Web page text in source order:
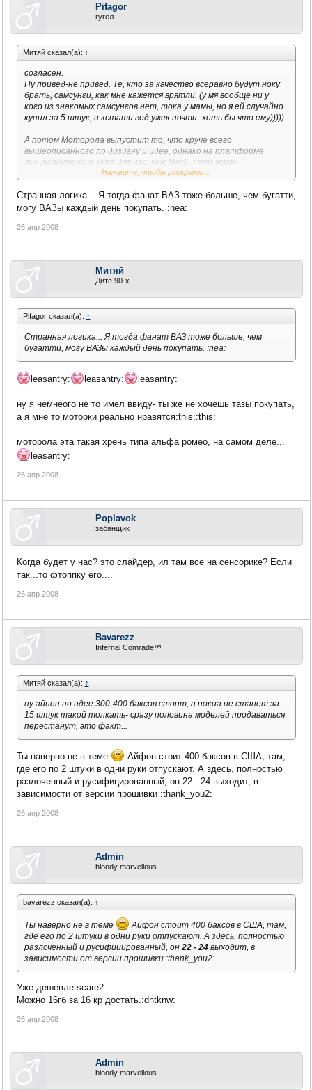
Pifagor
гугел
Митяй сказал(а): ↑
согласен.
Ну привед-не привед. Те, кто за качество всеравно будут ноку
брать, самсунги, как мне кажется врятли. (у мя вообще ни у
кого из знакомых самсунгов нет, тока у мамы, но я ей случайно
купил за 5 штук, и кстати год ужек почти- хоть бы что ему)))))
А потом Моторола выпустит то, что круче всего
вышеописанного по дизигну и идее, однако на платформе
линукса(что еще хуже для нас, чем Мак), и при этом
ненадежное... хотя вот мой нынешний не могу назвать
гарантийный случай(который теперь лет на 5 телефону
жизнь продлил))) ну разбил я его, да, и з/ч нет(( эт из-за
ЗЫ: очень пожалел на той неделе, что три дня на ххх-клуб не
новую(1день), я б взял в тот же вечер(((((
Я наверное фанат моторолы бОльше, чем мерседеса, так
как разумом покупку мерса я пока откладываю, а моторку в
любой момент могу взять((((
15 штук такой толкать- сразу половина моделей продаваться
перестанут, это факт...
Нажмите, чтобы раскрыть...
Странная логика... Я тогда фанат ВАЗ тоже больше, чем бугатти,
могу ВАЗы каждый день покупать. :nea:
26 апр 2008
Митяй
Дитё 90-х
Pifagor сказал(а): ↑
Странная логика... Я тогда фанат ВАЗ тоже больше, чем
бугатти, могу ВАЗы каждый день покупать. :nea:
leasantry: leasantry: leasantry:
ну я немнеого не то имел ввиду- ты же не хочешь тазы покупать,
а я мне то моторки реально нравятся:this::this:
моторола эта такая хрень типа альфа ромео, на самом деле...
leasantry:
26 апр 2008
Poplavok
забанщик
Когда будет у нас? это слайдер, ил там все на сенсорике? Если
так...то фтоппку его....
26 апр 2008
Bavarezz
Infernal Comrade™
Митяй сказал(а): ↑
ну айпон по идее 300-400 баксов стоит, а нокиа не станет за
15 штук такой толкать- сразу половина моделей продаваться
перестанут, это факт...
Ты наверно не в теме
Айфон стоит 400 баксов в США, там,
где его по 2 штуки в одни руки отпускают. А здесь, полностью
разлоченный и русифицированный, он 22 - 24 выходит, в
зависимости от версии прошивки :thank_you2:
26 апр 2008
Admin
bloody marvellous
bavarezz сказал(а): ↑
Ты наверно не в теме
Айфон стоит 400 баксов в США, там,
где его по 2 штуки в одни руки отпускают. А здесь, полностью
разлоченный и русифицированный, он 22 - 24выходит, в
зависимости от версии прошивки :thank_you2:
Уже дешевле:scare2:
Можно 16гб за 16 кр достать.:dntknw:
26 апр 2008
Admin
bloody marvellous